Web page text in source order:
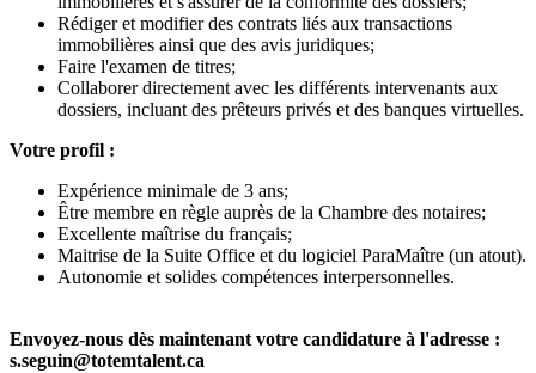
Rédiger et modifier des contrats liés aux transactions
immobilières ainsi que des avis juridiques;
Faire l'examen de titres;
Collaborer directement avec les différents intervenants aux
dossiers, incluant des prêteurs privés et des banques virtuelles.
Votre profil :
Expérience minimale de 3 ans;
Être membre en règle auprès de la Chambre des notaires;
Excellente maîtrise du français;
Maitrise de la Suite Office et du logiciel ParaMaître (un atout).
Autonomie et solides compétences interpersonnelles.
Envoyez-nous dès maintenant votre candidature à l'adresse :
s.seguin@totemtalent.ca